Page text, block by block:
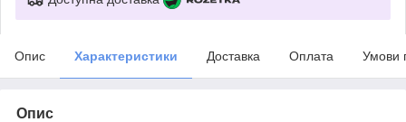
Опис Характеристики Доставка Оплата Умови
Опис